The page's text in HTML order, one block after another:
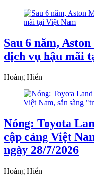
Sau 6 năm,
dịch vụ hậu mãi
Hoàng Hiển
Nóng: Toyota
cập cảng Việt
ngày 28/7/2026
Hoàng Hiển